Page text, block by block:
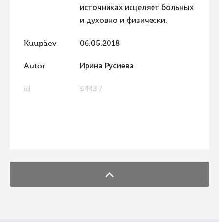
Hiite kuvavõistlus 2009
источниках исцеляет больных
и духовно и физически.
Kuupäev 06.05.2018
Autor Ирина Русиева
id 5443 /